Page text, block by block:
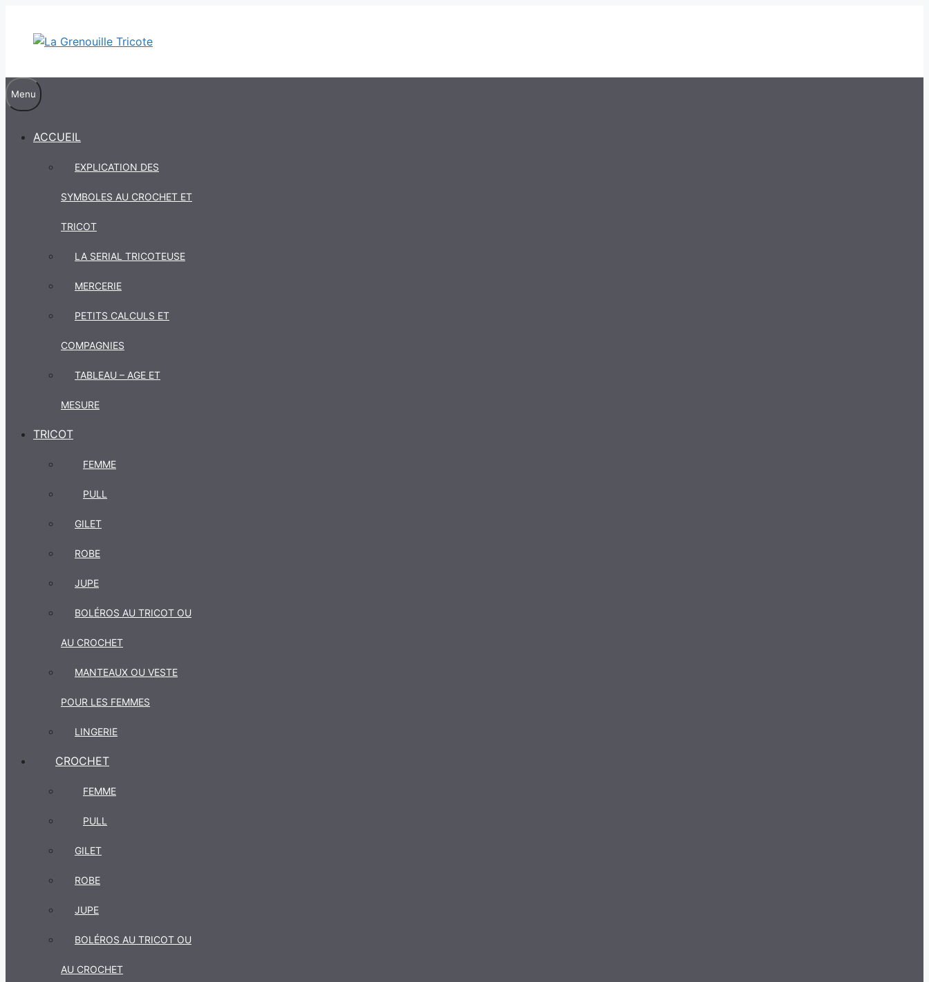
contenu
Menu
ACCUEIL
EXPLICATION DES
SYMBOLES AU CROCHET ET
TRICOT
LA SERIAL TRICOTEUSE
MERCERIE
PETITS CALCULS ET
COMPAGNIES
TABLEAU – AGE ET
MESURE
TRICOT
FEMME
PULL
GILET
ROBE
JUPE
BOLÉROS AU TRICOT OU
AU CROCHET
MANTEAUX OU VESTE
POUR LES FEMMES
LINGERIE
CROCHET
FEMME
PULL
GILET
ROBE
JUPE
BOLÉROS AU TRICOT OU
AU CROCHET